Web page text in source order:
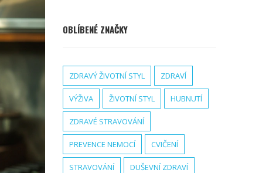
OBLÍBENÉ ZNAČKY
ZDRAVÝ ŽIVOTNÍ STYL ZDRAVÍ
VÝŽIVA ŽIVOTNÍ STYL HUBNUTÍ
ZDRAVÉ STRAVOVÁNÍ
PREVENCE NEMOCÍ CVIČENÍ
STRAVOVÁNÍ DUŠEVNÍ ZDRAVÍ